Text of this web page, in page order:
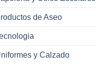
de Aseo
y Calzado